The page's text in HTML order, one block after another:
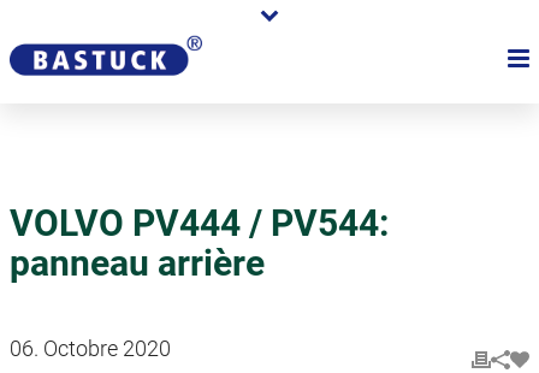
VOLVO PV444 / PV544:
panneau arrière
06. Octobre 2020